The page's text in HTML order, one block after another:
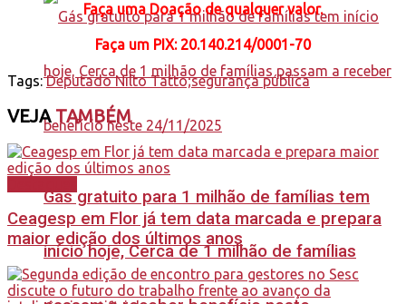
Gás gratuito para 1 milhão de famílias tem
início hoje, Cerca de 1 milhão de famílias
Faça uma Doação de qualquer valor.
Faça um PIX: 20.140.214/0001-70
Tags: Deputado Nilto Tatto;segurança pública
VEJATAMBÉM
Ceagesp em Flor já tem data marcada e prepara
maior edição dos últimos anos